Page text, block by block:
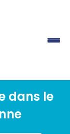
dans le